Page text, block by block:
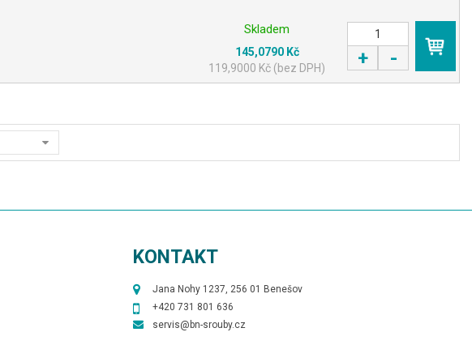
Skladem
145,0790 Kč
119,9000 Kč (bez DPH)
+ - KOUPIT
KONTAKT
Jana Nohy 1237, 256 01 Benešov
+420 731 801 636
servis@bn-srouby.cz